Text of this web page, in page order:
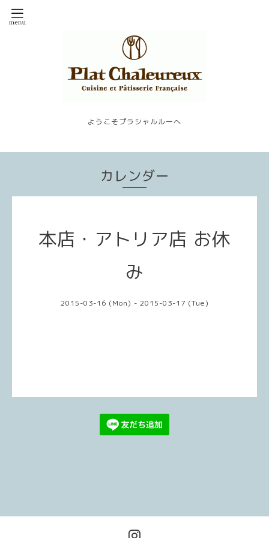
ようこそプラシャルルーへ
カレンダー
本店・アトリア店 お休
み
2015-03-16 (Mon) - 2015-03-17 (Tue)